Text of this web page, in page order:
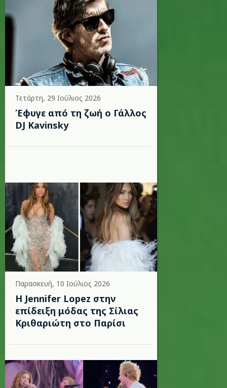
Τετάρτη, 29 Ιούλιος 2026
Έφυγε από τη ζωή ο Γάλλος
DJ Kavinsky
Παρασκευή, 10 Ιούλιος 2026
Η Jennifer Lopez στην
επίδειξη μόδας της Σίλιας
Κριθαριώτη στο Παρίσι